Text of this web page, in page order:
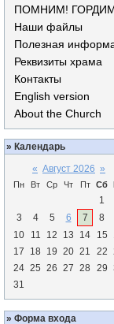
ПОМНИМ!
Наши файлы
Полезная
Реквизиты храма
Контакты
English version
About the Church
» Календарь
« Август 2026 »
Пн Вт Ср Чт Пт Сб
1
3
4 5 6 7 8
10
11 12 13 14 15
17
18 19 20 21 22
24 25 26 27 28 29
31
» Форма входа